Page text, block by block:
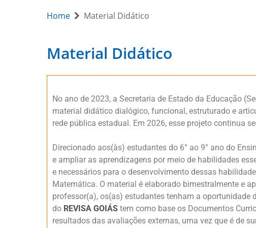
Home Material Didático
Material Didático
No ano de 2023, a Secretaria de Estado da Educação
material didático dialógico, funcional, estruturado e
rede pública estadual. Em 2026, esse projeto continua
Direcionado aos(às) estudantes do 6° ao 9° ano do
e ampliar as aprendizagens por meio de habilidades
e necessários para o desenvolvimento dessas
Matemática. O material é elaborado bimestralmente e
professor(a), os(as) estudantes tenham a
do REVISA GOIÁS tem como base os Documentos
resultados das avaliações externas, uma vez que é de